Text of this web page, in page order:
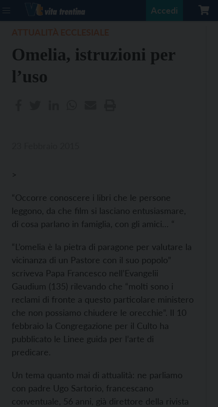
Accedi
Omelia, istruzioni per
l’uso
>
“Occorre conoscere i libri che le persone
leggono, da che film si lasciano entusiasmare,
di cosa parlano in famiglia, con gli amici… “
“L’omelia è la pietra di paragone per valutare la
vicinanza di un Pastore con il suo popolo”
scriveva Papa Francesco nell’Evangelii
Gaudium (135) rilevando che “molti sono i
reclami di fronte a questo particolare ministero
che non possiamo chiudere le orecchie”. Il 10
febbraio la Congregazione per il Culto ha
pubblicato le Linee guida per l’arte di
predicare.
Un tema quanto mai di attualità: ne parliamo
con padre Ugo Sartorio, francescano
conventuale, 56 anni, già direttore della rivista